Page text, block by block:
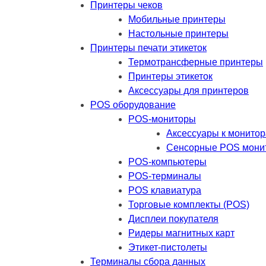
Принтеры чеков
Мобильные принтеры
Настольные принтеры
Принтеры печати этикеток
Термотрансферные принтеры
Принтеры этикеток
Аксессуары для принтеров
POS оборудование
POS-мониторы
Аксессуары к
Сенсорные POS
POS-компьютеры
POS-терминалы
POS клавиатура
Торговые комплекты (POS)
Дисплеи покупателя
Ридеры магнитных карт
Этикет-пистолеты
Терминалы сбора данных